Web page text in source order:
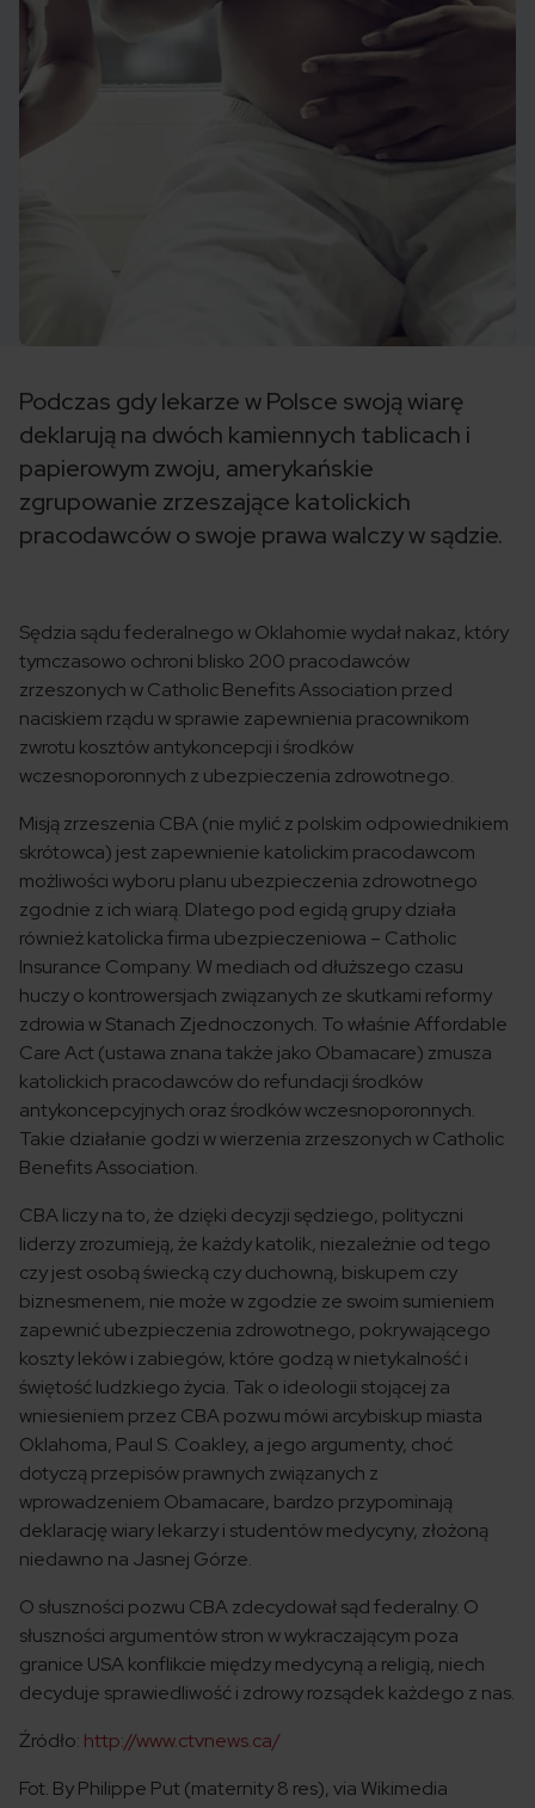
Podczas gdy lekarze w Polsce swoją wiarę
deklarują na dwóch kamiennych tablicach i
papierowym zwoju, amerykańskie
zgrupowanie zrzeszające katolickich
pracodawców o swoje prawa walczy w sądzie.
Sędzia sądu federalnego w Oklahomie wydał nakaz, który
tymczasowo ochroni blisko 200 pracodawców
zrzeszonych w Catholic Benefits Association przed
naciskiem rządu w sprawie zapewnienia pracownikom
zwrotu kosztów antykoncepcji i środków
wczesnoporonnych z ubezpieczenia zdrowotnego.
Misją zrzeszenia CBA (nie mylić z polskim odpowiednikiem
skrótowca) jest zapewnienie katolickim pracodawcom
możliwości wyboru planu ubezpieczenia zdrowotnego
zgodnie z ich wiarą. Dlatego pod egidą grupy działa
również katolicka firma ubezpieczeniowa – Catholic
Insurance Company. W mediach od dłuższego czasu
huczy o kontrowersjach związanych ze skutkami reformy
zdrowia w Stanach Zjednoczonych. To właśnie Affordable
Care Act (ustawa znana także jako Obamacare) zmusza
katolickich pracodawców do refundacji środków
antykoncepcyjnych oraz środków wczesnoporonnych.
Takie działanie godzi w wierzenia zrzeszonych w Catholic
Benefits Association.
CBA liczy na to, że dzięki decyzji sędziego, polityczni
liderzy zrozumieją, że każdy katolik, niezależnie od tego
czy jest osobą świecką czy duchowną, biskupem czy
biznesmenem, nie może w zgodzie ze swoim sumieniem
zapewnić ubezpieczenia zdrowotnego, pokrywającego
koszty leków i zabiegów, które godzą w nietykalność i
świętość ludzkiego życia. Tak o ideologii stojącej za
wniesieniem przez CBA pozwu mówi arcybiskup miasta
Oklahoma, Paul S. Coakley, a jego argumenty, choć
dotyczą przepisów prawnych związanych z
wprowadzeniem Obamacare, bardzo przypominają
deklarację wiary lekarzy i studentów medycyny, złożoną
niedawno na Jasnej Górze.
O słuszności pozwu CBA zdecydował sąd federalny. O
słuszności argumentów stron w wykraczającym poza
granice USA konflikcie między medycyną a religią, niech
decyduje sprawiedliwość i zdrowy rozsądek każdego z nas.
Źródło: http://www.ctvnews.ca/
Fot. By Philippe Put (maternity 8 res), via Wikimedia